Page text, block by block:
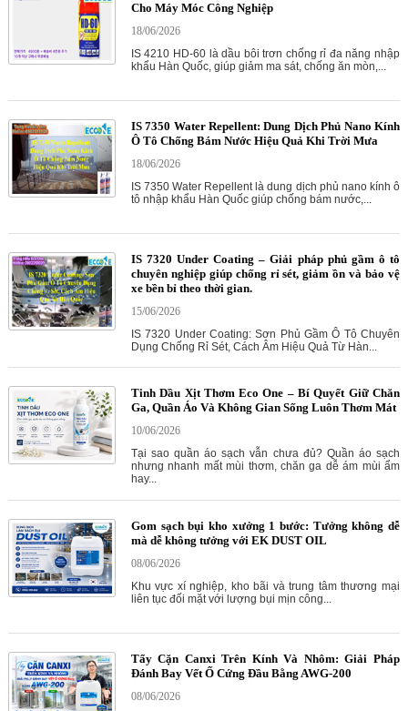
Cho Máy Móc Công Nghiệp
18/06/2026
IS 4210 HD-60 là dầu bôi trơn chống rỉ đa năng nhập
khẩu Hàn Quốc, giúp giảm ma sát, chống ăn mòn,...
IS 7350 Water Repellent: Dung Dịch Phủ Nano Kính
Ô Tô Chống Bám Nước Hiệu Quả Khi Trời Mưa
18/06/2026
IS 7350 Water Repellent là dung dịch phủ nano kính ô
tô nhập khẩu Hàn Quốc giúp chống bám nước,...
IS 7320 Under Coating – Giải pháp phủ gầm ô tô
chuyên nghiệp giúp chống rỉ sét, giảm ồn và bảo vệ
xe bền bỉ theo thời gian.
15/06/2026
IS 7320 Under Coating: Sơn Phủ Gầm Ô Tô Chuyên
Dụng Chống Rỉ Sét, Cách Âm Hiệu Quả Từ Hàn...
Tinh Dầu Xịt Thơm Eco One – Bí Quyết Giữ Chăn
Ga, Quần Áo Và Không Gian Sống Luôn Thơm Mát
10/06/2026
Tại sao quần áo sạch vẫn chưa đủ? Quần áo sạch
nhưng nhanh mất mùi thơm, chăn ga dễ ám mùi ẩm
hay...
Gom sạch bụi kho xưởng 1 bước: Tưởng không dễ
mà dễ không tưởng với EK DUST OIL
08/06/2026
Khu vực xí nghiệp, kho bãi và trung tâm thương mại
liên tục đối mặt với lượng bụi mịn công...
Tẩy Cặn Canxi Trên Kính Và Nhôm: Giải Pháp
Đánh Bay Vết Ố Cứng Đầu Bằng AWG-200
08/06/2026